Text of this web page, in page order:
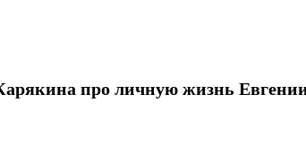
про личную жизнь